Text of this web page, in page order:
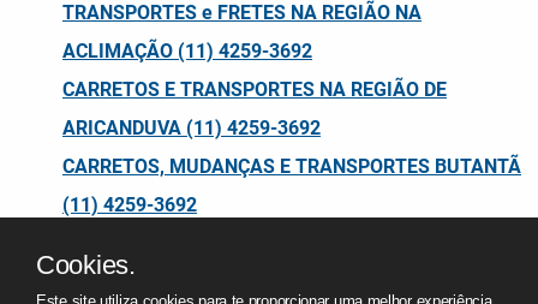
TRANSPORTES e FRETES NA REGIÃO NA
ACLIMAÇÃO (11) 4259-3692
CARRETOS E TRANSPORTES NA REGIÃO DE
ARICANDUVA (11) 4259-3692
CARRETOS, MUDANÇAS E TRANSPORTES BUTANTÃ
(11) 4259-3692
Cookies.